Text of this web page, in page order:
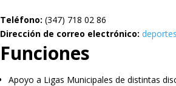
Teléfono: (347) 718 02 86
Dirección de correo electrónico:
Funciones
Apoyo a Ligas Municipales de distintas